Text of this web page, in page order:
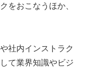
をおこなうほか、
社内インストラク
て業界知識やビジ